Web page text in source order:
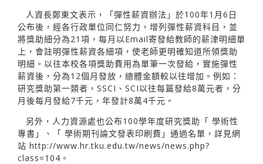
人資長鄭東文表示，「彈性薪資辦法」於100年1月6日
公布後，經各行政單位同仁努力，增列彈性薪資科目，並
將獎助細分為21項，每月以Email寄發給教師的薪津明細單
上，會註明彈性薪資各細項，使老師更明確知道所領獎助
明細。以往本校各項獎助費用為單筆一次發給，實施彈性
薪資後，分為12個月發放，總體金額較以往增加。例如：
研究獎助第一類者，SSCI、SCI以往每篇發給8萬元者，分
月後每月發給7千元，年發計8萬4千元。
另外，人力資源處也公布100學年度研究獎助「 學術性
專書」、「 學術期刊論文發表印刷費」通過名單，詳見網
站 http://www.hr.tku.edu.tw/news/news.php?
class=104。